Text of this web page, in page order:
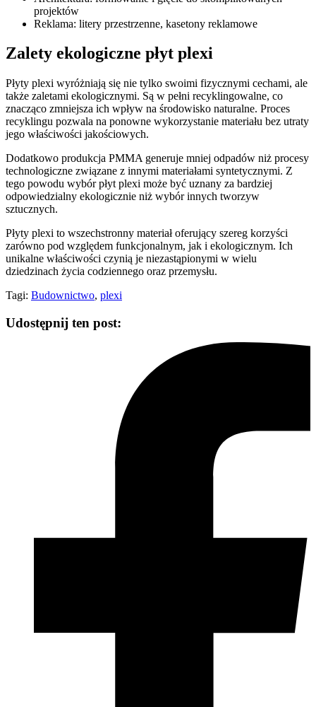
projektów
Reklama: litery przestrzenne, kasetony reklamowe
Zalety ekologiczne płyt plexi
Płyty plexi wyróżniają się nie tylko swoimi fizycznymi cechami, ale
także zaletami ekologicznymi. Są w pełni recyklingowalne, co
znacząco zmniejsza ich wpływ na środowisko naturalne. Proces
recyklingu pozwala na ponowne wykorzystanie materiału bez utraty
jego właściwości jakościowych.
Dodatkowo produkcja PMMA generuje mniej odpadów niż procesy
technologiczne związane z innymi materiałami syntetycznymi. Z
tego powodu wybór płyt plexi może być uznany za bardziej
odpowiedzialny ekologicznie niż wybór innych tworzyw
sztucznych.
Płyty plexi to wszechstronny materiał oferujący szereg korzyści
zarówno pod względem funkcjonalnym, jak i ekologicznym. Ich
unikalne właściwości czynią je niezastąpionymi w wielu
dziedzinach życia codziennego oraz przemysłu.
Tagi: Budownictwo, plexi
Udostępnij ten post: